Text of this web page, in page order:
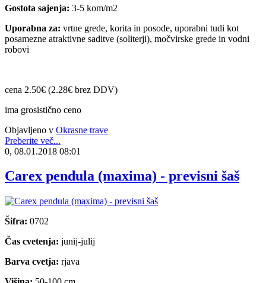
Gostota sajenja: 3-5 kom/m2
Uporabna za: vrtne grede, korita in posode, uporabni tudi kot
posamezne atraktivne saditve (soliterji), močvirske grede in vodni
robovi
cena 2.50€ (2.28€ brez DDV)
ima grosistično ceno
Objavljeno v Okrasne trave
Preberite več...
0, 08.01.2018 08:01
Carex pendula (maxima) - previsni šaš
Šifra: 0702
Čas cvetenja: junij-julij
Barva cvetja: rjava